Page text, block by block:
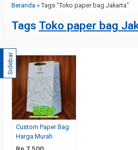
Beranda » Tags "Toko paper bag Jakarta"
Tags Toko paper bag
Custom Paper Bag
Harga Murah
Sidebar